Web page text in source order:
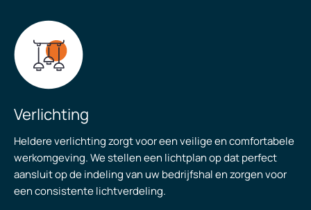
Verlichting
Heldere verlichting zorgt voor een veilige en comfortabele
werkomgeving. We stellen een lichtplan op dat perfect
aansluit op de indeling van uw bedrijfshal en zorgen voor
een consistente lichtverdeling.